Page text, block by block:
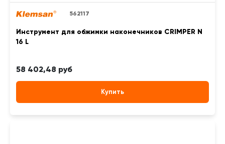
562117
Инструмент для обжимки наконечников CRIMPER N
16 L
58 402,48 руб
Купить